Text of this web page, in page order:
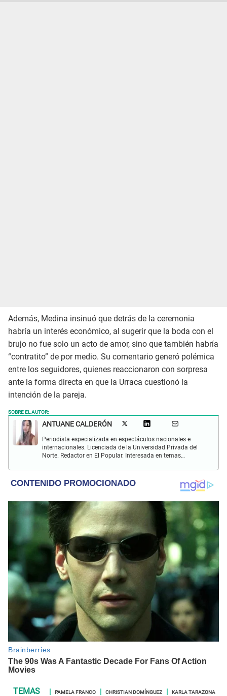
Además, Medina insinuó que detrás de la ceremonia
habría un interés económico, al sugerir que la boda con el
brujo no fue solo un acto de amor, sino que también habría
“contratito” de por medio. Su comentario generó polémica
entre los seguidores, quienes reaccionaron con sorpresa
ante la forma directa en que la Urraca cuestionó la
intención de la pareja.
SOBRE EL AUTOR:
ANTUANE CALDERÓN
Periodista especializada en espectáculos nacionales e
internacionales. Licenciada de la Universidad Privada del
Norte. Redactor en El Popular. Interesada en temas
y televisión.
PAMELA FRANCO CHRISTIAN DOMÍNGUEZ
KARLA TARAZONA